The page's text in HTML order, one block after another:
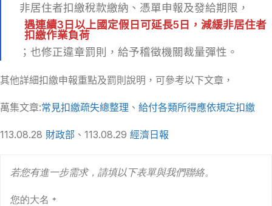
非居住者扣繳稅款繳納、憑單申報及發給期限，
遇連續3日以上國定假日可延長5日，減緩非居住者
扣繳作業負荷
；也修正違章罰則，給予稽徵機關裁量彈性。
其他詳細扣繳申報重點及罰則說明，可參考以下文章，
萬集文章:常見扣繳疏失總整理 、 給付各類所得應依規定扣繳
113.08.28 財政部 、113.08.29 經濟日報
若您有進一步需求，請填以下表單與我們聯絡。
您的大名 *